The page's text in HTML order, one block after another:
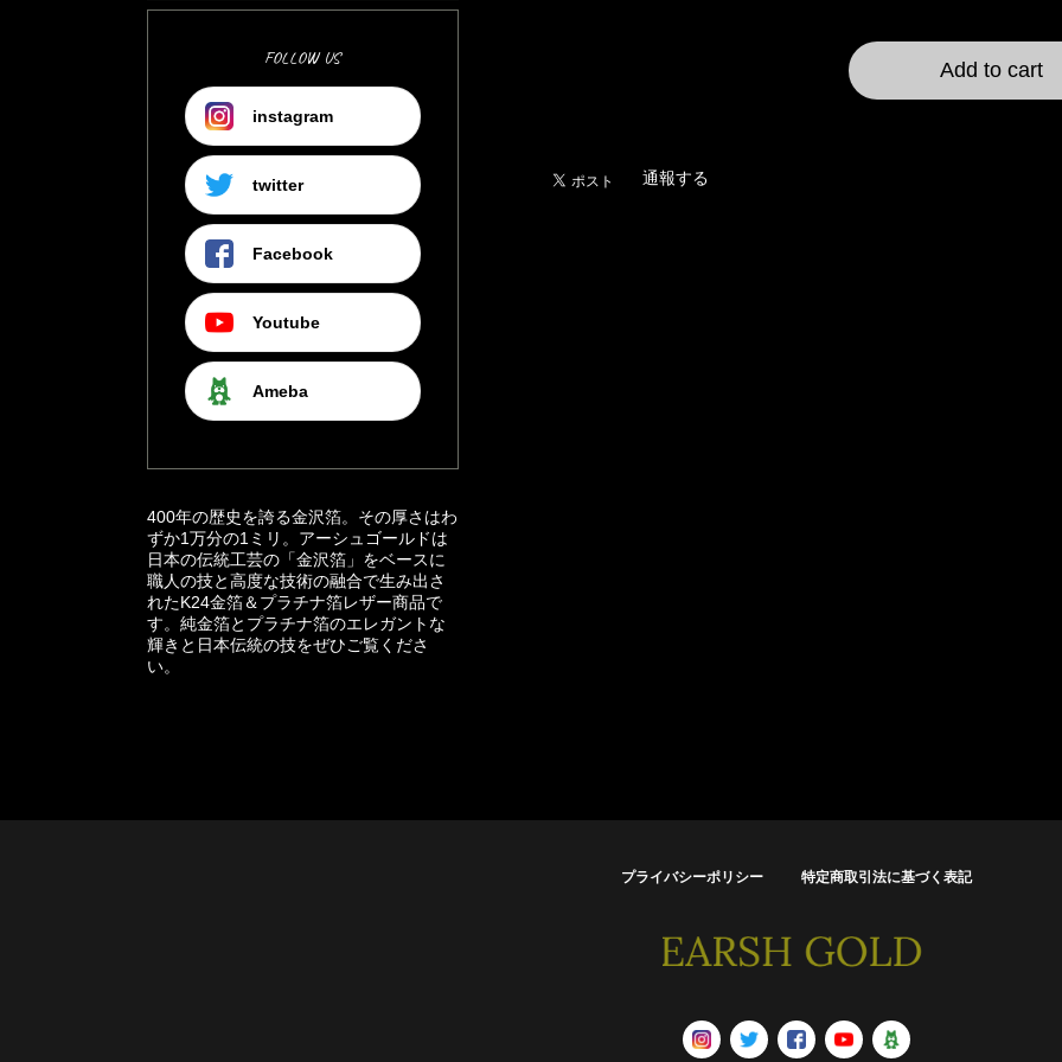
FOLLOW US
instagram
twitter
Facebook
Youtube
Ameba
400年の歴史を誇る金沢箔。その厚さはわ
ずか1万分の1ミリ。アーシュゴールドは
日本の伝統工芸の「金沢箔」をベースに
職人の技と高度な技術の融合で生み出さ
れたK24金箔＆プラチナ箔レザー商品で
す。純金箔とプラチナ箔のエレガントな
輝きと日本伝統の技をぜひご覧くださ
い。
Add to cart
通報する
プライバシーポリシー 特定商取引法に基づく表記